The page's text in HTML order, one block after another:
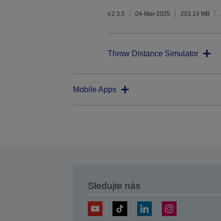
v.2.3.5 04-Mar-2025 203.19 MB
Throw Distance Simulator
Mobile Apps
Sledujte nás